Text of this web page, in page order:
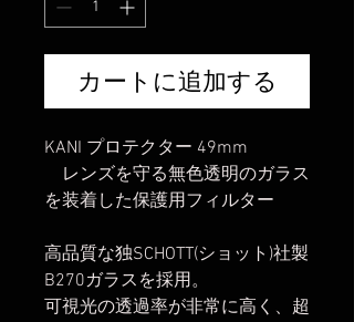
カートに追加する
KANI プロテクター 49mm
レンズを守る無色透明のガラス
を装着した保護用フィルター
高品質な独SCHOTT(ショット)社製
B270ガラスを採用。
可視光の透過率が非常に高く、超